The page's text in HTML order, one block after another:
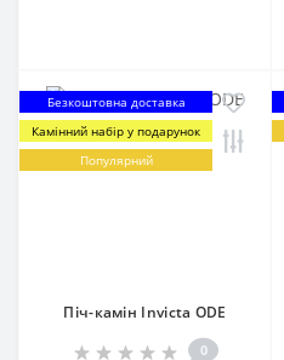
Безкоштовна доставка
Камінний набір у подарунок
Популярний
Піч-камін Invicta ODE
0